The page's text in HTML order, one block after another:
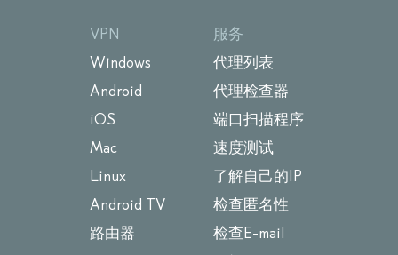
VPN
Windows
Android
iOS
Mac
Linux
Android TV
路由器
服务
代理列表
代理检查器
端口扫描程序
速度测试
了解自己的IP
检查匿名性
检查E-mail